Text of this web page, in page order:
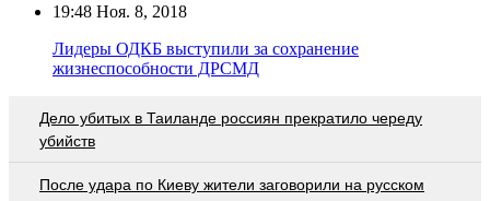
19:48 Ноя. 8, 2018
Лидеры ОДКБ выступили за сохранение
жизнеспособности ДРСМД
Дело убитых в Таиланде россиян прекратило череду
убийств
После удара по Киеву жители заговорили на русском